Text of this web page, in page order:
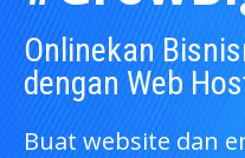
Onlinekan
dengan Web
Buat website dan